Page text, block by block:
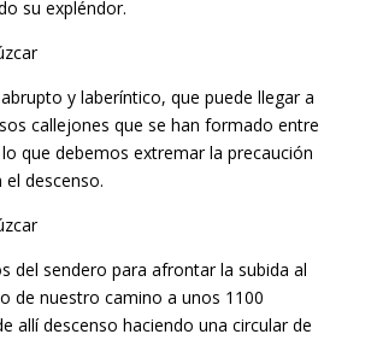
su expléndor.
y laberíntico, que puede llegar a
callejones que se han formado entre
que debemos extremar la precaución
descenso.
del sendero para afrontar la subida al
de nuestro camino a unos 1100
allí descenso haciendo una circular de